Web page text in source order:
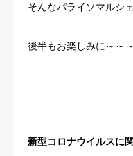
そんなパライソマルシ
後半もお楽しみに～～～
新型コロナウイルスに